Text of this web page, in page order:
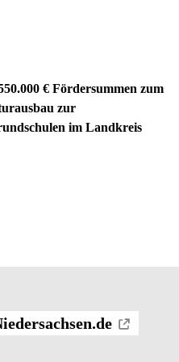
€ Fördersummen zum
zur
im Landkreis